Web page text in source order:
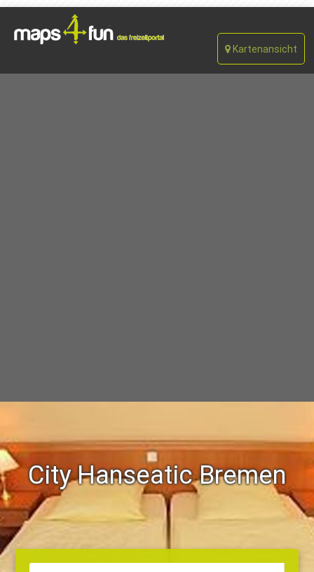
Kartenansicht
City Hanseatic Bremen